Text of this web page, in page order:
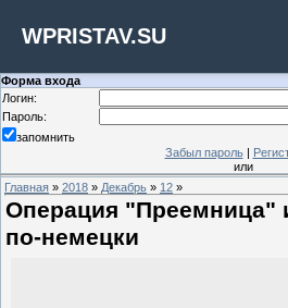
WPRISTAV.SU
Форма входа
Логин:
Пароль:
запомнить
Забыл пароль|
или
Главная » 2018 » Декабрь » 12 »
Операция "Преемница"
по-немецки